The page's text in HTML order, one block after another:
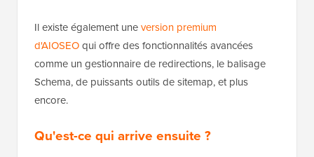
Il existe également uneversion premium
d'AIOSEOqui offre des fonctionnalités avancées
comme un gestionnaire de redirections, le balisage
Schema, de puissants outils de sitemap, et plus
encore.
Qu'est-ce qui arrive ensuite ?